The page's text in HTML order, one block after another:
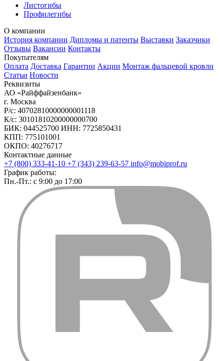
Листогибы
Профилегибы
О компании
История компании Дипломы и патенты Выставки Заказчики
Отзывы Вакансии Контакты
Покупателям
Оплата Доставка Гарантии Акции Монтаж фальцевой кровли
Статьи Новости
Реквизиты
АО «Райффайзенбанк»
г. Москва
Р/с: 40702810000000001118
К/с: 30101810200000000700
БИК: 044525700 ИНН: 7725850431
КПП: 775101001
ОКПО: 40276717
Контактные данные
+7 (800) 333-41-10 +7 (343) 239-63-57 info@mobiprof.ru
График работы:
Пн.-Пт.: с 9:00 до 17:00